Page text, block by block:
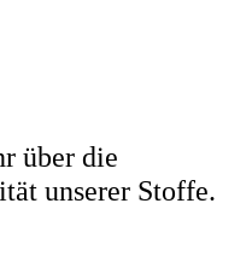
über die
unserer Stoffe.